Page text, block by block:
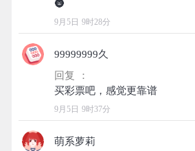
9月5日 9时28分
99999999久
回复 ：
9月5日 9时37分
萌系萝莉